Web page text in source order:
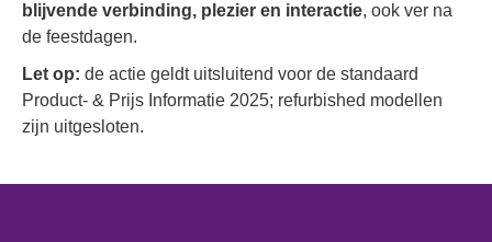
blijvende verbinding, plezier en interactie, ook ver na
de feestdagen.
Let op: de actie geldt uitsluitend voor de standaard
Product- & Prijs Informatie 2025; refurbished modellen
zijn uitgesloten.